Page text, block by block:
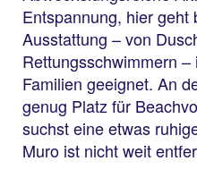
Entspannung, hier geht
Ausstattung – von
Rettungsschwimmern
Familien geeignet. An
genug Platz für
suchst eine etwas
Muro ist nicht weit